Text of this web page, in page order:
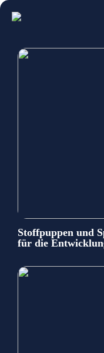
Stoffpuppen und
für die